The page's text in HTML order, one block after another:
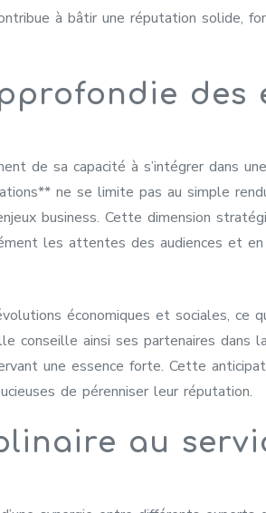
à bâtir une réputation solide,
des
de sa capacité à s’intégrer dans
ne se limite pas au simple
business. Cette dimension
les attentes des audiences et
économiques et sociales, ce
conseille ainsi ses partenaires dans
une essence forte. Cette
de pérenniser leur réputation.
au